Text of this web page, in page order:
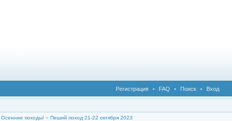
Регистрация • FAQ • Поиск • Вход
Осенние походы! » Пеший поход 21-22 октября 2023